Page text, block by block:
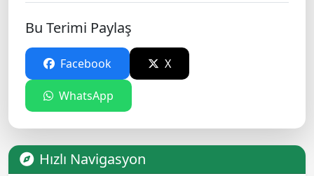
Bu Terimi Paylaş
Facebook X
WhatsApp
Hızlı Navigasyon